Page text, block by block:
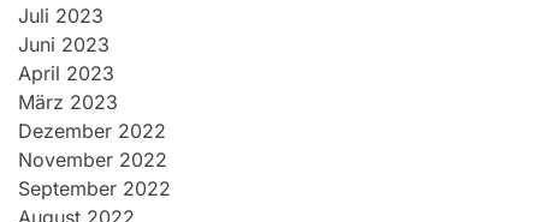
Juli 2023
Juni 2023
April 2023
März 2023
Dezember 2022
November 2022
September 2022
August 2022